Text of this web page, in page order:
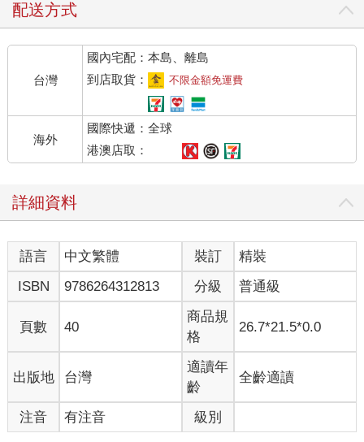
配送方式
台灣
國內宅配：本島、離島
到店取貨：
不限金額免運費
海外
國際快遞：全球
港澳店取：
詳細資料
語言 中文繁體 裝訂
精裝
ISBN
9786264312813 分級 普通級
頁數 40
商品規
格
26.7*21.5*0.0
出版地 台灣
適讀年
齡
全齡適讀
注音 有注音 級別